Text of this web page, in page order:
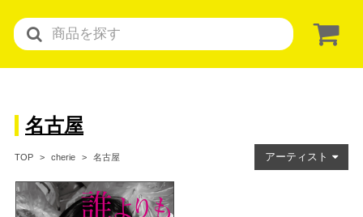
名古屋
TOP cherie 名古屋 アーティスト